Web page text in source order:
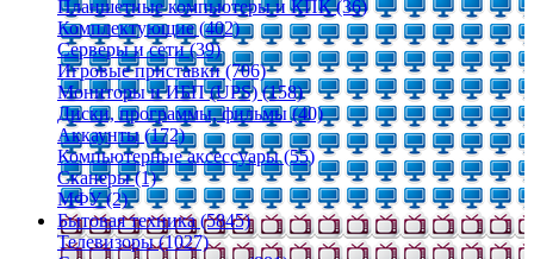
Планшетные компьютеры и КПК (36)
Комплектующие (402)
Серверы и сети (39)
Игровые приставки (706)
Мониторы и ИБП (UPS) (158)
Диски, программы, фильмы (40)
Аккаунты (172)
Компьютерные аксессуары (55)
Сканеры (1)
МФУ (2)
Бытовая техника (5845)
Телевизоры (1027)